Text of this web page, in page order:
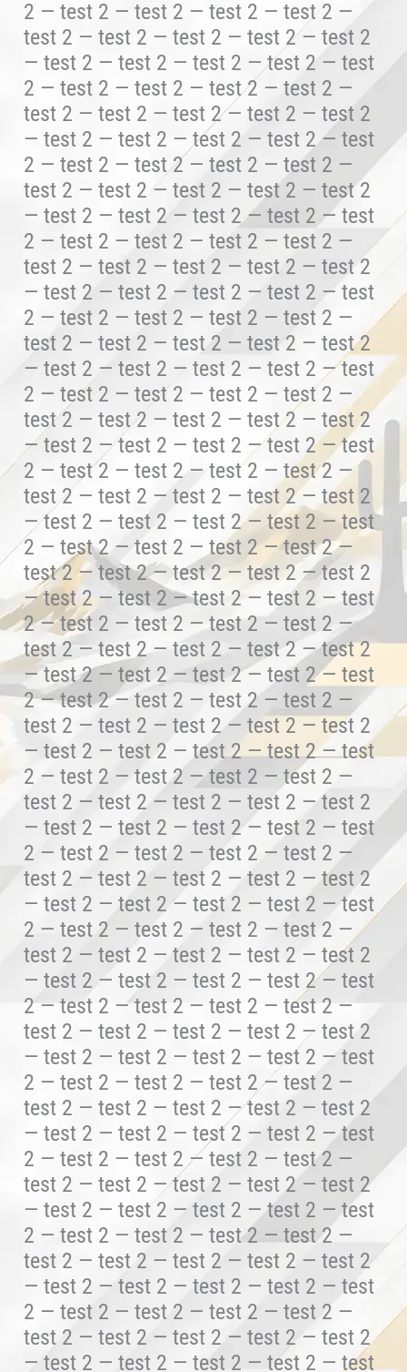
2 — test 2 — test 2 — test 2 — test 2 —
test 2 — test 2 — test 2 — test 2 — test 2
— test 2 — test 2 — test 2 — test 2 — test
2 — test 2 — test 2 — test 2 — test 2 —
test 2 — test 2 — test 2 — test 2 — test 2
— test 2 — test 2 — test 2 — test 2 — test
2 — test 2 — test 2 — test 2 — test 2 —
test 2 — test 2 — test 2 — test 2 — test 2
— test 2 — test 2 — test 2 — test 2 — test
2 — test 2 — test 2 — test 2 — test 2 —
test 2 — test 2 — test 2 — test 2 — test 2
— test 2 — test 2 — test 2 — test 2 — test
2 — test 2 — test 2 — test 2 — test 2 —
test 2 — test 2 — test 2 — test 2 — test 2
— test 2 — test 2 — test 2 — test 2 — test
2 — test 2 — test 2 — test 2 — test 2 —
test 2 — test 2 — test 2 — test 2 — test 2
— test 2 — test 2 — test 2 — test 2 — test
2 — test 2 — test 2 — test 2 — test 2 —
test 2 — test 2 — test 2 — test 2 — test 2
— test 2 — test 2 — test 2 — test 2 — test
2 — test 2 — test 2 — test 2 — test 2 —
test 2 — test 2 — test 2 — test 2 — test 2
— test 2 — test 2 — test 2 — test 2 — test
2 — test 2 — test 2 — test 2 — test 2 —
test 2 — test 2 — test 2 — test 2 — test 2
— test 2 — test 2 — test 2 — test 2 — test
2 — test 2 — test 2 — test 2 — test 2 —
test 2 — test 2 — test 2 — test 2 — test 2
— test 2 — test 2 — test 2 — test 2 — test
2 — test 2 — test 2 — test 2 — test 2 —
test 2 — test 2 — test 2 — test 2 — test 2
— test 2 — test 2 — test 2 — test 2 — test
2 — test 2 — test 2 — test 2 — test 2 —
test 2 — test 2 — test 2 — test 2 — test 2
— test 2 — test 2 — test 2 — test 2 — test
2 — test 2 — test 2 — test 2 — test 2 —
test 2 — test 2 — test 2 — test 2 — test 2
— test 2 — test 2 — test 2 — test 2 — test
2 — test 2 — test 2 — test 2 — test 2 —
test 2 — test 2 — test 2 — test 2 — test 2
— test 2 — test 2 — test 2 — test 2 — test
2 — test 2 — test 2 — test 2 — test 2 —
test 2 — test 2 — test 2 — test 2 — test 2
— test 2 — test 2 — test 2 — test 2 — test
2 — test 2 — test 2 — test 2 — test 2 —
test 2 — test 2 — test 2 — test 2 — test 2
— test 2 — test 2 — test 2 — test 2 — test
2 — test 2 — test 2 — test 2 — test 2 —
test 2 — test 2 — test 2 — test 2 — test 2
— test 2 — test 2 — test 2 — test 2 — test
2 — test 2 — test 2 — test 2 — test 2 —
test 2 — test 2 — test 2 — test 2 — test 2
— test 2 — test 2 — test 2 — test 2 — test